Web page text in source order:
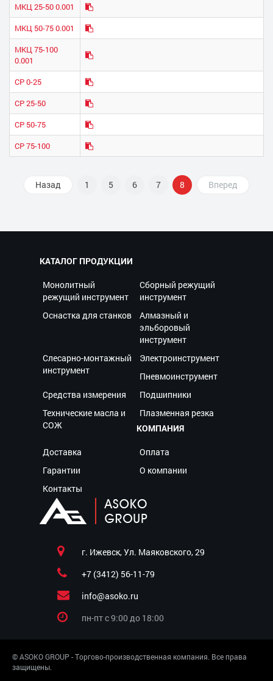
МКЦ 25-50 0.001
МКЦ 50-75 0.001
МКЦ 75-100
0.001
СР 0-25
СР 25-50
СР 50-75
СР 75-100
Назад 1 5 6 7 8 Вперед
КАТАЛОГ ПРОДУКЦИИ
Монолитный
режущий инструмент
Сборный режущий
инструмент
Оснастка для станков
Алмазный и
эльборовый
инструмент
Слесарно-монтажный
инструмент
Электроинструмент
Пневмоинструмент
Средства измерения
Подшипники
Технические масла и
СОЖ
Плазменная резка
КОМПАНИЯ
Доставка
Оплата
Гарантии
О компании
Контакты
г. Ижевск, Ул. Маяковского, 29
+7 (3412) 56-11-79
info@asoko.ru
пн-пт c 9:00 до 18:00
© ASOKO GROUP - Торгово-производственная компания. Все права
защищены.